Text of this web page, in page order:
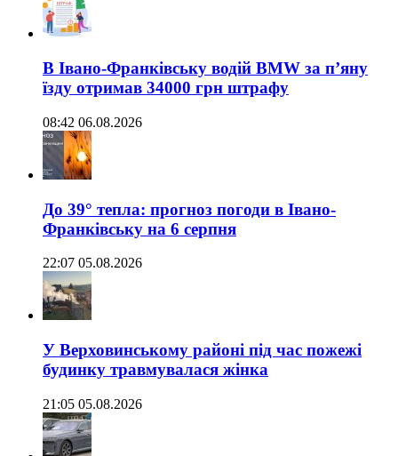
В Івано-Франківську водій BMW за п’яну
їзду отримав 34000 грн штрафу
08:42 06.08.2026
До 39° тепла: прогноз погоди в Івано-
Франківську на 6 серпня
22:07 05.08.2026
У Верховинському районі під час пожежі
будинку травмувалася жінка
21:05 05.08.2026